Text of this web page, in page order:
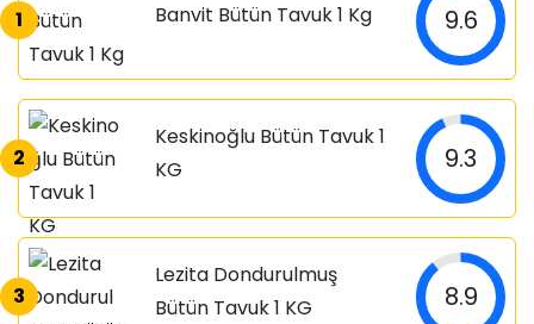
1 Banvit Bütün Tavuk 1 Kg 9.6
2
Keskinoğlu Bütün Tavuk 1
KG
9.3
3
Lezita Dondurulmuş
Bütün Tavuk 1 KG
8.9